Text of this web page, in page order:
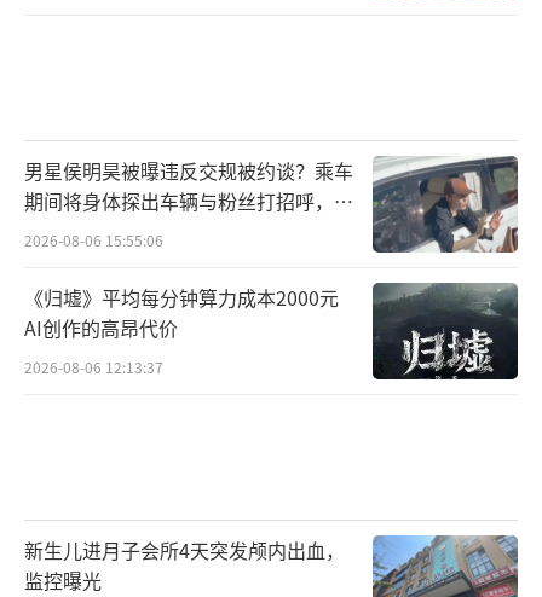
男星侯明昊被曝违反交规被约谈？乘车
期间将身体探出车辆与粉丝打招呼，当
地交警回应
2026-08-06 15:55:06
《归墟》平均每分钟算力成本2000元
AI创作的高昂代价
2026-08-06 12:13:37
新生儿进月子会所4天突发颅内出血，
监控曝光